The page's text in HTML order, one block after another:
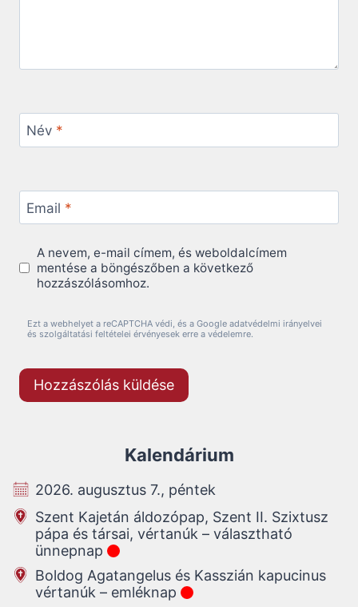
Név *
Email *
A nevem, e-mail címem, és weboldalcímem
mentése a böngészőben a következő
hozzászólásomhoz.
Ezt a webhelyet a reCAPTCHA védi, és a Google adatvédelmi irányelvei
és szolgáltatási feltételei érvényesek erre a védelemre.
Kalendárium
2026. augusztus 7., péntek
Szent Kajetán áldozópap, Szent II. Szixtusz
pápa és társai, vértanúk – választható
ünnepnap
Boldog Agatangelus és Kasszián kapucinus
vértanúk – emléknap